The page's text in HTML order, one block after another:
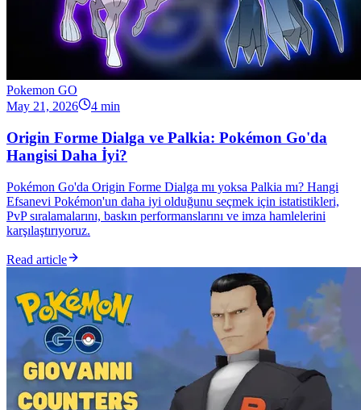
Pokemon GO
May 21, 2026
4 min
Origin Forme Dialga ve Palkia: Pokémon Go'da
Hangisi Daha İyi?
Pokémon Go'da Origin Forme Dialga mı yoksa Palkia mı? Hangi
Efsanevi Pokémon'un daha iyi olduğunu seçmek için istatistikleri,
PvP sıralamalarını, baskın performanslarını ve imza hamlelerini
karşılaştırıyoruz.
Read article